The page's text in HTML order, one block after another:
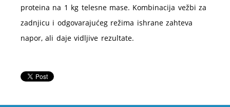
proteina na 1 kg telesne mase. Kombinacija vežbi za
zadnjicu i odgovarajućeg režima ishrane zahteva
napor, ali daje vidljive rezultate.